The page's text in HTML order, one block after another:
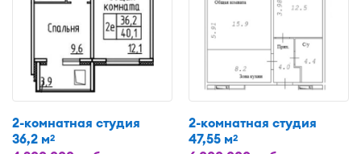
2-комнатная студия
36,2 м2
2-комнатная студия
47,55 м2